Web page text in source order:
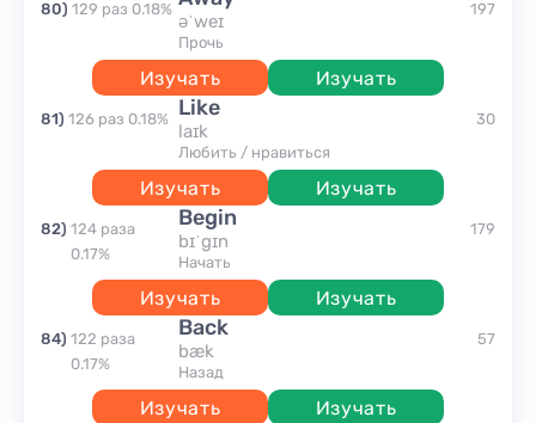
80) 129 раз 0.18%
əˈweɪ
прочь
Изучать Изучать
197
81) 126 раз 0.18% like
laɪk
любить / нравиться
Изучать Изучать
30
82) 124 раза
0.17%
begin
bɪˈgɪn
начать
Изучать Изучать
179
84) 122 раза
0.17%
back
bæk
назад
Изучать Изучать
57